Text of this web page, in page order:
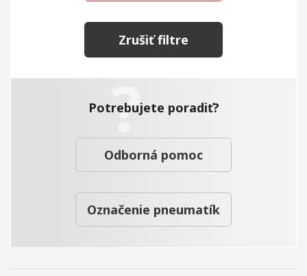
Zrušiť filtre
Potrebujete poradiť?
Odborná pomoc
Označenie pneumatík